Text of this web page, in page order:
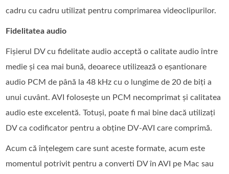
cadru cu cadru utilizat pentru comprimarea videoclipurilor.
Fidelitatea audio
Fișierul DV cu fidelitate audio acceptă o calitate audio între
medie și cea mai bună, deoarece utilizează o eșantionare
audio PCM de până la 48 kHz cu o lungime de 20 de biți a
unui cuvânt. AVI folosește un PCM necomprimat și calitatea
audio este excelentă. Totuși, poate fi mai bine dacă utilizați
DV ca codificator pentru a obține DV-AVI care comprimă.
Acum că înțelegem care sunt aceste formate, acum este
momentul potrivit pentru a converti DV în AVI pe Mac sau